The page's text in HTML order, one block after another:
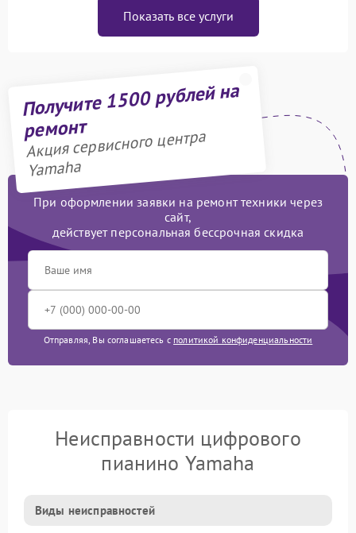
Показать все услуги
Получите 1500 рублей на
ремонт
Акция сервисного центра
Yamaha
При оформлении заявки на ремонт техники через
сайт,
действует персональная бессрочная скидка
Отправляя, Вы соглашаетесь с политикой конфиденциальности
Неисправности цифрового
пианино Yamaha
Виды неисправностей